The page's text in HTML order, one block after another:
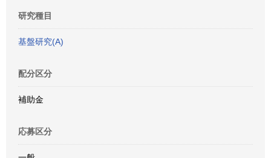
研究種目
基盤研究(A)
配分区分
補助金
応募区分